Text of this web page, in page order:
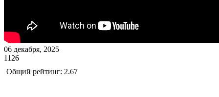
06 декабря, 2025
1126
Общий рейтинг: 2.67